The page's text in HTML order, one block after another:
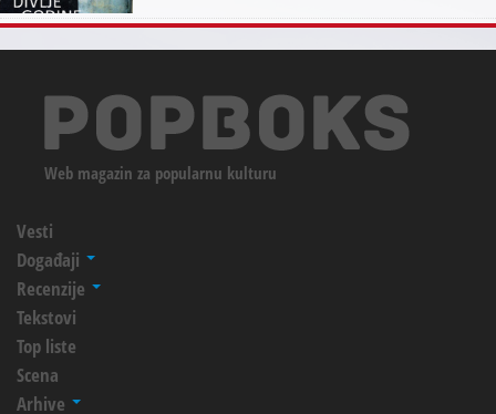
Web magazin za popularnu kulturu
Vesti
Događaji
Recenzije
Tekstovi
Top liste
Scena
Arhive